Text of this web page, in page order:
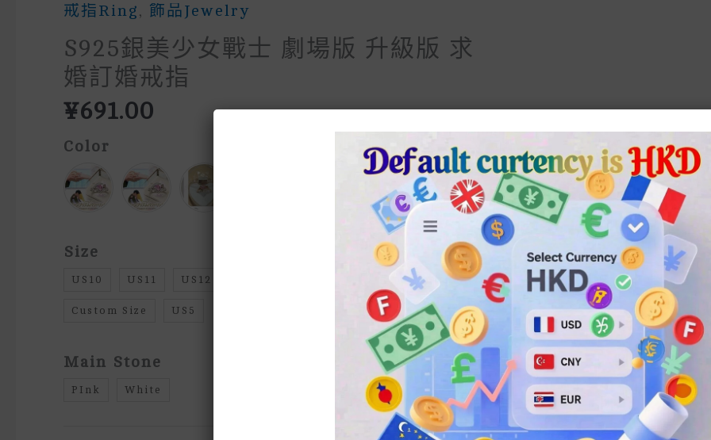
戒指Ring, 飾品Jewelry
S925銀美少女戰士 劇場版 升級版 求
婚訂婚戒指
¥691.00
Color
Size
US10 US11 US12 US8 US9
Custom Size US5
Main Stone
PInk White